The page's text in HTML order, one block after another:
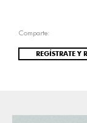
Comparte:
REGÍSTRATE Y